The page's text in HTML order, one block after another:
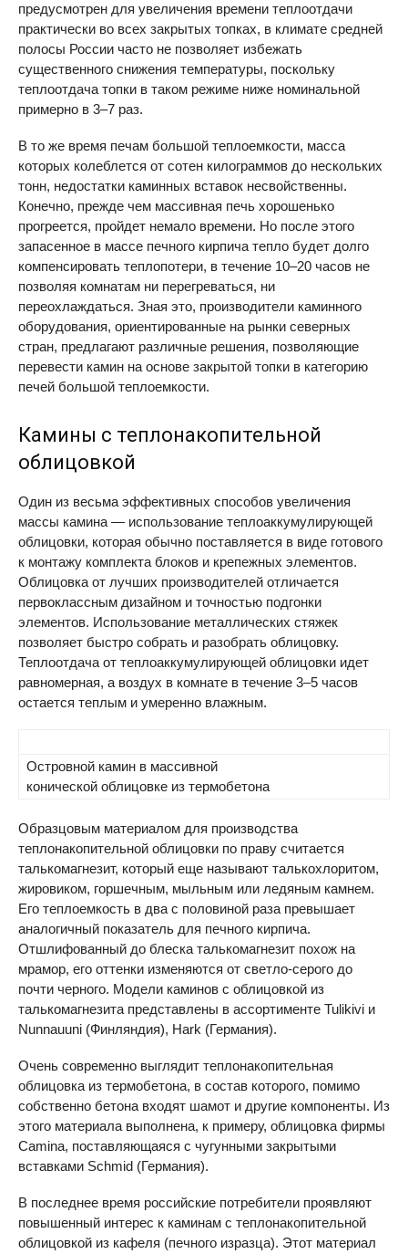
предусмотрен для увеличения времени теплоотдачи
практически во всех закрытых топках, в климате средней
полосы России часто не позволяет избежать
существенного снижения температуры, поскольку
теплоотдача топки в таком режиме ниже номинальной
примерно в 3–7 раз.
В то же время печам большой теплоемкости, масса
которых колеблется от сотен килограммов до нескольких
тонн, недостатки каминных вставок несвойственны.
Конечно, прежде чем массивная печь хорошенько
прогреется, пройдет немало времени. Но после этого
запасенное в массе печного кирпича тепло будет долго
компенсировать теплопотери, в течение 10–20 часов не
позволяя комнатам ни перегреваться, ни
переохлаждаться. Зная это, производители каминного
оборудования, ориентированные на рынки северных
стран, предлагают различные решения, позволяющие
перевести камин на основе закрытой топки в категорию
печей большой теплоемкости.
Камины с теплонакопительной
облицовкой
Один из весьма эффективных способов увеличения
массы камина — использование теплоаккумулирующей
облицовки, которая обычно поставляется в виде готового
к монтажу комплекта блоков и крепежных элементов.
Облицовка от лучших производителей отличается
первоклассным дизайном и точностью подгонки
элементов. Использование металлических стяжек
позволяет быстро собрать и разобрать облицовку.
Теплоотдача от теплоаккумулирующей облицовки идет
равномерная, а воздух в комнате в течение 3–5 часов
остается теплым и умеренно влажным.
Островной камин в массивной
конической облицовке из термобетона
Образцовым материалом для производства
теплонакопительной облицовки по праву считается
талькомагнезит, который еще называют талькохлоритом,
жировиком, горшечным, мыльным или ледяным камнем.
Его теплоемкость в два с половиной раза превышает
аналогичный показатель для печного кирпича.
Отшлифованный до блеска талькомагнезит похож на
мрамор, его оттенки изменяются от светло-серого до
почти черного. Модели каминов с облицовкой из
талькомагнезита представлены в ассортименте Tulikivi и
Nunnauuni (Финляндия), Hark (Германия).
Очень современно выглядит теплонакопительная
облицовка из термо­бетона, в состав которого, помимо
собственно бетона входят шамот и другие компоненты. Из
этого материала выполнена, к примеру, облицовка фирмы
Camina, поставляющаяся с чугунными закрытыми
вставками Schmid (Германия).
В последнее время российские потребители проявляют
повышенный интерес к каминам с теплонакопительной
облицовкой из кафеля (печного изразца). Этот материал